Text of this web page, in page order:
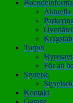
Aktuella
Torpet
För att
Styrelse
Kontakt